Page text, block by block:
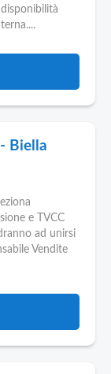
Biella
e TVCC
ad unirsi
Vendite